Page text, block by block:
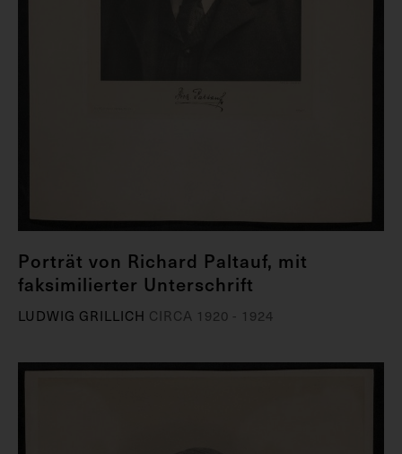
Porträt von Richard Paltauf, mit
faksimilierter Unterschrift
LUDWIG GRILLICH CIRCA 1920 - 1924